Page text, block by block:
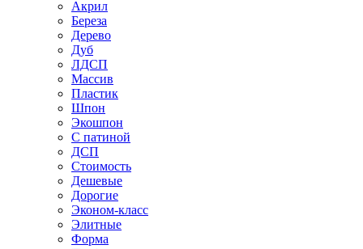
Акрил
Береза
Дерево
Дуб
ЛДСП
Массив
Пластик
Шпон
Экошпон
С патиной
ДСП
Стоимость
Дешевые
Дорогие
Эконом-класс
Элитные
Форма